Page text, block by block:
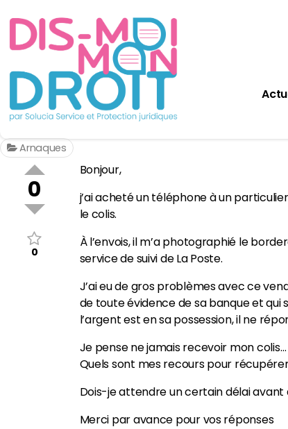
Arnaques
0
0
Bonjour,
j’ai acheté un téléphone à un
le colis.
À l’envois, il m’a photographié le
service de suivi de La Poste.
J’ai eu de gros problèmes avec ce
de toute évidence de sa banque et qui
l’argent est en sa possession, il ne
Je pense ne jamais recevoir mon colis…
Quels sont mes recours pour
Dois-je attendre un certain délai
Merci par avance pour vos réponses